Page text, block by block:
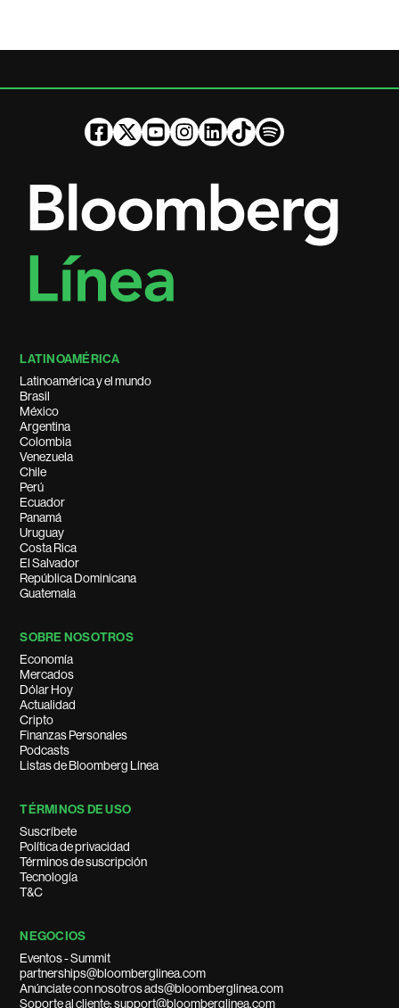
LATINOAMÉRICA
Latinoamérica y el mundo
Brasil
México
Argentina
Colombia
Venezuela
Chile
Perú
Ecuador
Panamá
Uruguay
Costa Rica
El Salvador
República Dominicana
Guatemala
SOBRE NOSOTROS
Economía
Mercados
Dólar Hoy
Actualidad
Cripto
Finanzas Personales
Podcasts
Listas de Bloomberg Línea
TÉRMINOS DE USO
Suscríbete
Política de privacidad
Términos de suscripción
Tecnología
T&C
NEGOCIOS
Eventos - Summit
partnerships@bloomberglinea.com
Anúnciate con nosotros ads@bloomberglinea.com
Soporte al cliente: support@bloomberglinea.com